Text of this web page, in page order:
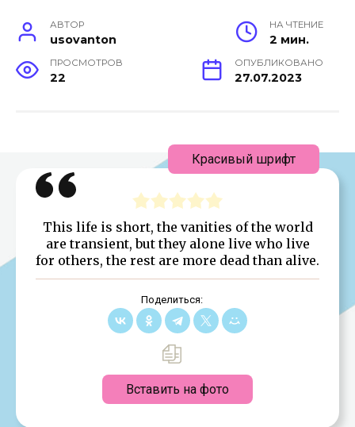
АВТОР
usovanton
НА ЧТЕНИЕ
2 мин.
ПРОСМОТРОВ
22
ОПУБЛИКОВАНО
27.07.2023
This life is short, the vanities of the world
are transient, but they alone live who live
for others, the rest are more dead than alive.
Поделиться:
Вставить на фото
Красивый шрифт